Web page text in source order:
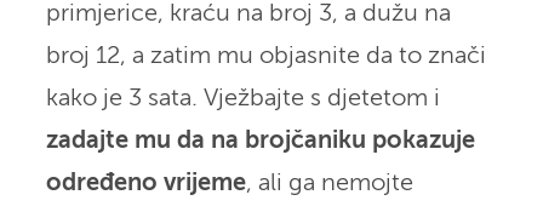
primjerice, kraću na broj 3, a dužu na
broj 12, a zatim mu objasnite da to znači
kako je 3 sata. Vježbajte s djetetom i
zadajte mu da na brojčaniku pokazuje
određeno vrijeme, ali ga nemojte